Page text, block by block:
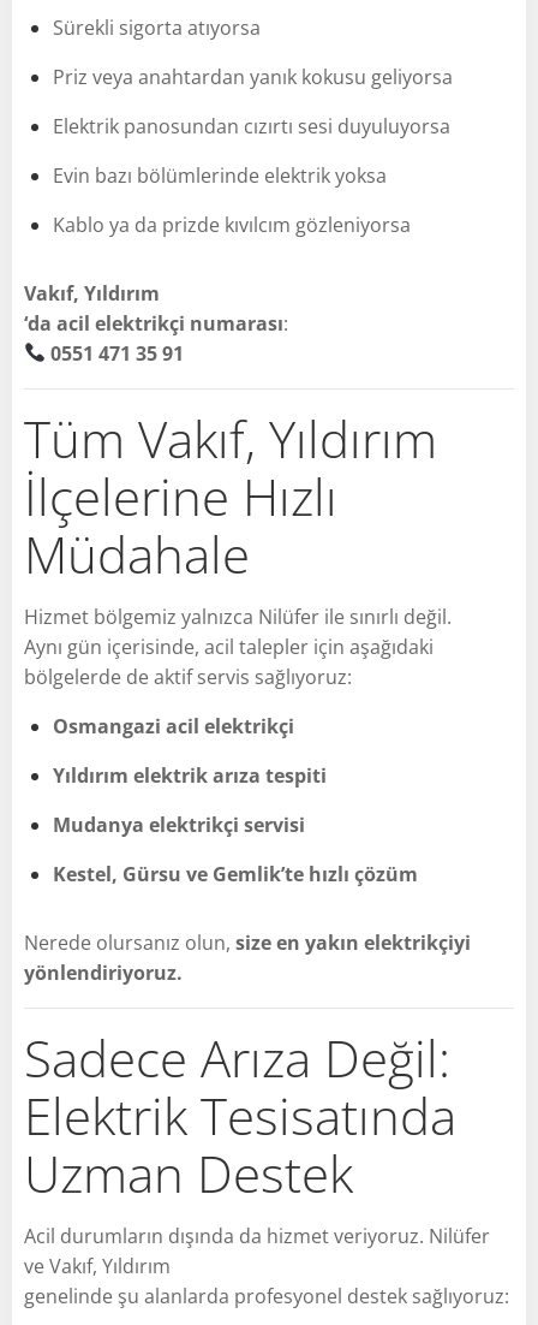
Sürekli sigorta atıyorsa
Priz veya anahtardan yanık kokusu geliyorsa
Elektrik panosundan cızırtı sesi duyuluyorsa
Evin bazı bölümlerinde elektrik yoksa
Kablo ya da prizde kıvılcım gözleniyorsa
Vakıf, Yıldırım
‘da acil elektrikçi numarası:
0551 471 35 91
Tüm Vakıf, Yıldırım
İlçelerine Hızlı
Müdahale
Hizmet bölgemiz yalnızca Nilüfer ile sınırlı değil.
Aynı gün içerisinde, acil talepler için aşağıdaki
bölgelerde de aktif servis sağlıyoruz:
Osmangazi acil elektrikçi
Yıldırım elektrik arıza tespiti
Mudanya elektrikçi servisi
Kestel, Gürsu ve Gemlik’te hızlı çözüm
Nerede olursanız olun, size en yakın elektrikçiyi
yönlendiriyoruz.
Sadece Arıza Değil:
Elektrik Tesisatında
Uzman Destek
Acil durumların dışında da hizmet veriyoruz. Nilüfer
ve Vakıf, Yıldırım
genelinde şu alanlarda profesyonel destek sağlıyoruz: